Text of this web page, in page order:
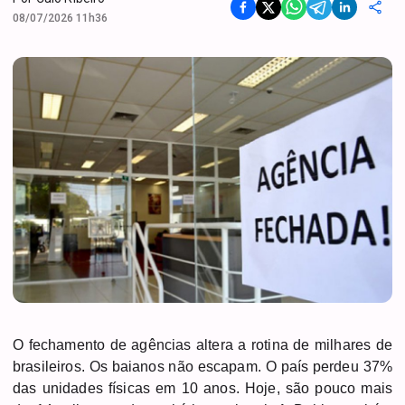
08/07/2026 11h36
O fechamento de agências altera a rotina de milhares de
brasileiros. Os baianos não escapam. O país perdeu 37%
das unidades físicas em 10 anos. Hoje, são pouco mais